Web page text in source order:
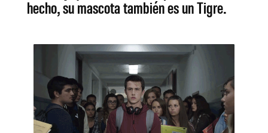
hecho, su mascota también es un Tigre.